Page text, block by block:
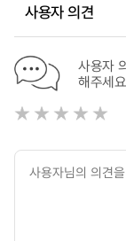
사용자 의견
사용자
해주세